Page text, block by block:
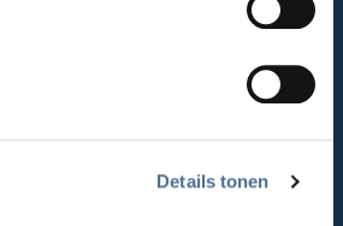
Details tonen